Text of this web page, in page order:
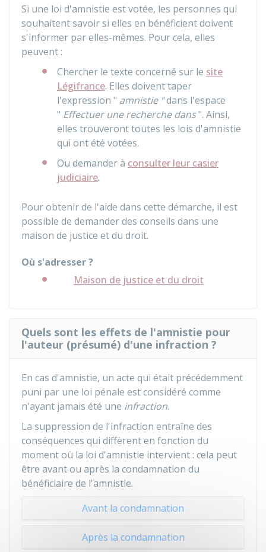
Si une loi d'amnistie est votée, les personnes qui
souhaitent savoir si elles en bénéficient doivent
s'informer par elles-mêmes. Pour cela, elles
peuvent :
Chercher le texte concerné sur le site
Légifrance. Elles doivent taper
l'expression " amnistie "dans l'espace
" Effectuer une recherche dans". Ainsi,
elles trouveront toutes les lois d'amnistie
qui ont été votées.
Ou demander à consulter leur casier
judiciaire.
Pour obtenir de l'aide dans cette démarche, il est
possible de demander des conseils dans une
maison de justice et du droit.
Où s'adresser ?
Maison de justice et du droit
Quels sont les effets de l'amnistie pour
l'auteur (présumé) d'une infraction ?
En cas d'amnistie, un acte qui était précédemment
puni par une loi pénale est considéré comme
n'ayant jamais été une infraction.
La suppression de l'infraction entraîne des
conséquences qui diffèrent en fonction du
moment où la loi d'amnistie intervient : cela peut
être avant ou après la condamnation du
bénéficiaire de l'amnistie.
Avant la condamnation
Après la condamnation